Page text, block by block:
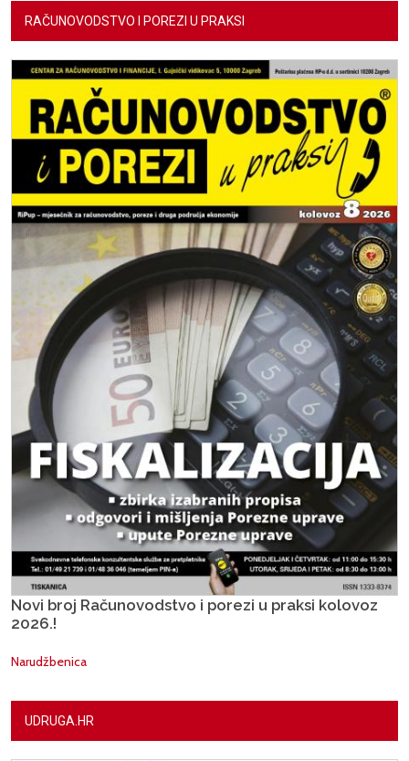
RAČUNOVODSTVO I POREZI U PRAKSI
Novi broj Računovodstvo i porezi u praksi kolovoz
2026.!
Narudžbenica
UDRUGA.HR